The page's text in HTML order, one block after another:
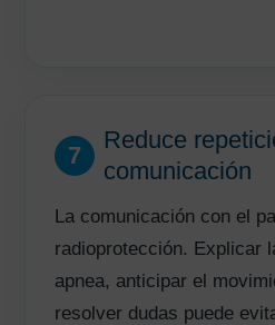
7
Reduce
comunicación
La comunicación con el
radioprotección. Explicar
apnea, anticipar el
resolver dudas puede